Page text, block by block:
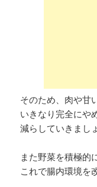
そのため、肉や甘
いきなり完全にや
減らしていきまし
また野菜を積極的
これで腸内環境を